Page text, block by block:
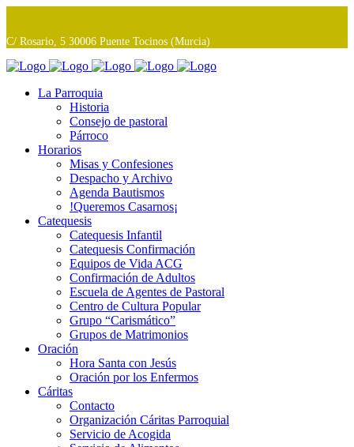
C/ Rosario, 5 30006 Puente Tocinos (Murcia)
La Parroquia
Historia
Consejo de pastoral
Párroco
Horarios
Misas y Confesiones
Despacho y Archivo
Agenda Bautismos
!Queremos Casarnos¡
Catequesis
Catequesis Infantil
Catequesis Confirmación
Equipos de Vida ACG
Confirmación de Adultos
Escuela de Agentes de Pastoral
Centro de Cultura Popular
Grupo “Carismático”
Grupos de Matrimonios
Oración
Hora Santa con Jesús
Oración por los Enfermos
Cáritas
Contacto
Organización Cáritas Parroquial
Servicio de Acogida